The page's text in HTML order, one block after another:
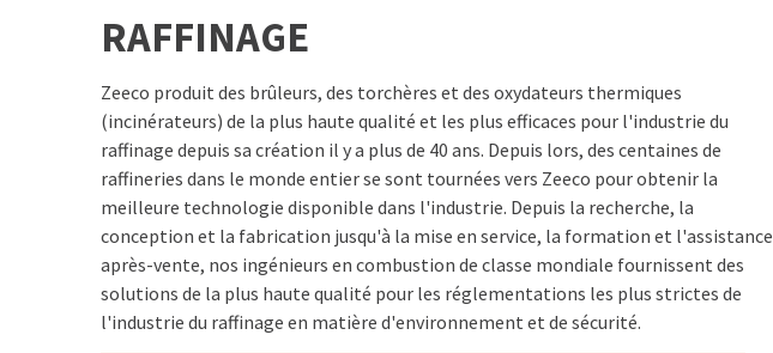
RAFFINAGE
Zeeco produit des brûleurs, des torchères et des oxydateurs thermiques
(incinérateurs) de la plus haute qualité et les plus efficaces pour l'industrie du
raffinage depuis sa création il y a plus de 40 ans. Depuis lors, des centaines de
raffineries dans le monde entier se sont tournées vers Zeeco pour obtenir la
meilleure technologie disponible dans l'industrie. Depuis la recherche, la
conception et la fabrication jusqu'à la mise en service, la formation et l'assistance
après-vente, nos ingénieurs en combustion de classe mondiale fournissent des
solutions de la plus haute qualité pour les réglementations les plus strictes de
l'industrie du raffinage en matière d'environnement et de sécurité.